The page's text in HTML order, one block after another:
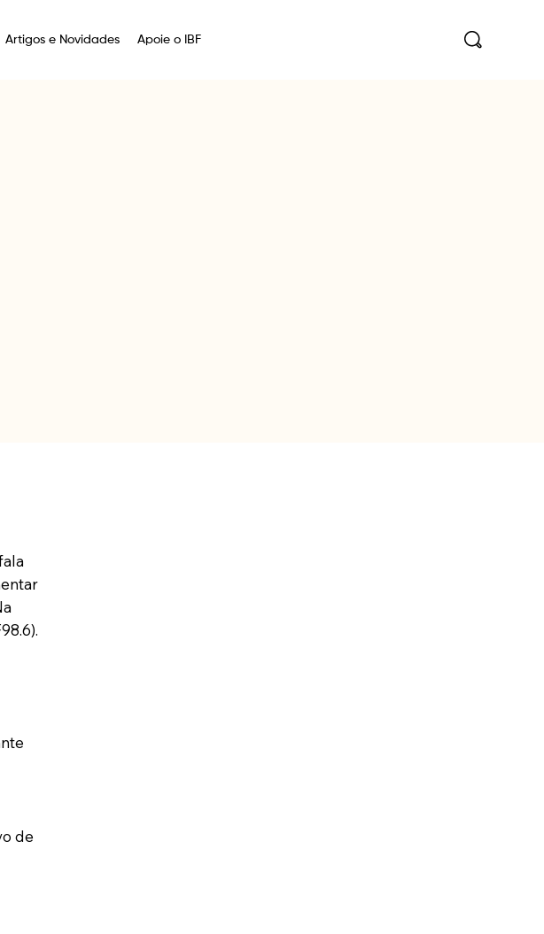
Artigos e Novidades Apoie o IBF
de